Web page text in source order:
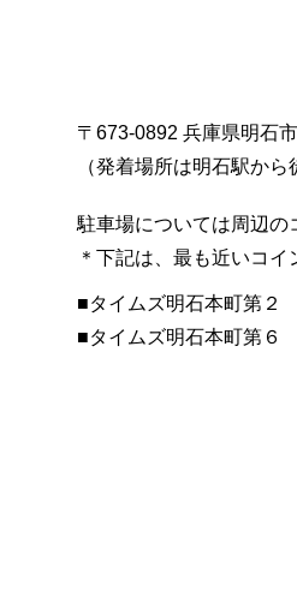
〒673-0892 兵庫県明石
（発着場所は明石駅から
駐車場については周辺の
＊下記は、最も近いコ
■​タイムズ明石本町第２
​■タイムズ明石本町第６